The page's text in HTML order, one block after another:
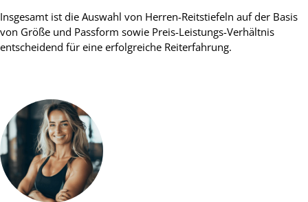
Insgesamt ist die Auswahl von Herren-Reitstiefeln auf der Basis
von Größe und Passform sowie Preis-Leistungs-Verhältnis
entscheidend für eine erfolgreiche Reiterfahrung.